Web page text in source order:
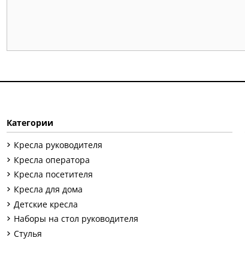
Категории
Кресла руководителя
Кресла оператора
Кресла посетителя
Кресла для дома
Детские кресла
Наборы на стол руководителя
Стулья